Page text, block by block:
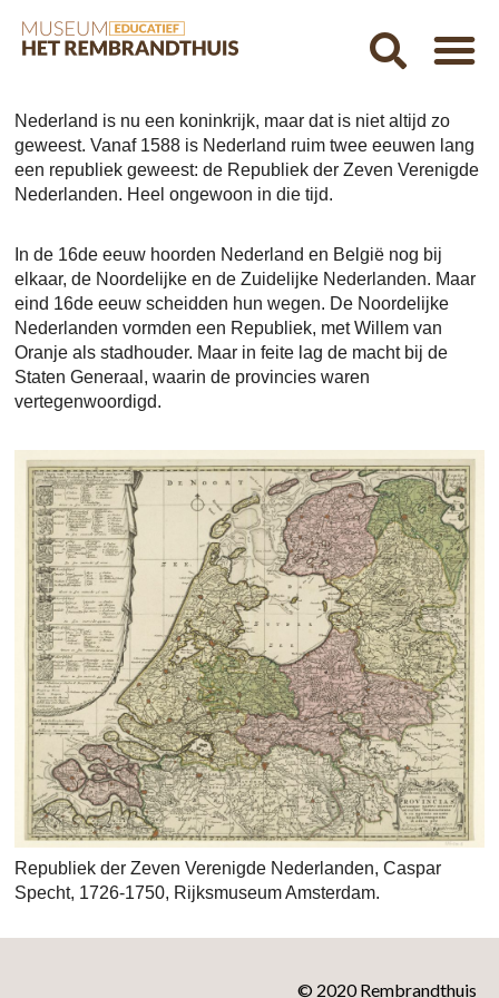
Nederland is nu een koninkrijk, maar dat is niet altijd zo
geweest. Vanaf 1588 is Nederland ruim twee eeuwen lang
een republiek geweest: de Republiek der Zeven Verenigde
Nederlanden. Heel ongewoon in die tijd.
In de 16de eeuw hoorden Nederland en België nog bij
elkaar, de Noordelijke en de Zuidelijke Nederlanden. Maar
eind 16de eeuw scheidden hun wegen. De Noordelijke
Nederlanden vormden een Republiek, met Willem van
Oranje als stadhouder. Maar in feite lag de macht bij de
Staten Generaal, waarin de provincies waren
vertegenwoordigd.
Republiek der Zeven Verenigde Nederlanden, Caspar
Specht, 1726-1750, Rijksmuseum Amsterdam.
© 2020 Rembrandthuis